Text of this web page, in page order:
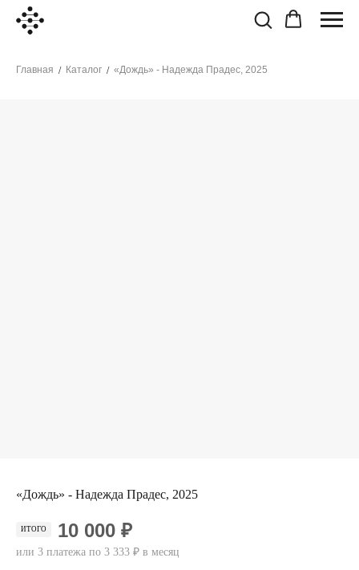
Главная / Каталог / «Дождь» - Надежда Прадес, 2025
«Дождь» - Надежда Прадес, 2025
ИТОГО 10 000 ₽
или 3 платежа по 3 333 ₽ в месяц